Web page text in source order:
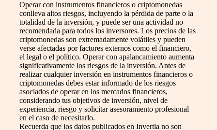
Operar con instrumentos financieros o criptomonedas
conlleva altos riesgos, incluyendo la pérdida de parte o la
totalidad de la inversión, y puede ser una actividad no
recomendada para todos los inversores. Los precios de las
criptomonedas son extremadamente volátiles y pueden
verse afectadas por factores externos como el financiero,
el legal o el político. Operar con apalancamiento aumenta
significativamente los riesgos de la inversión. Antes de
realizar cualquier inversión en instrumentos financieros o
criptomonedas debes estar informado de los riesgos
asociados de operar en los mercados financieros,
considerando tus objetivos de inversión, nivel de
experiencia, riesgo y solicitar asesoramiento profesional
en el caso de necesitarlo.
Recuerda que los datos publicados en Invertia no son